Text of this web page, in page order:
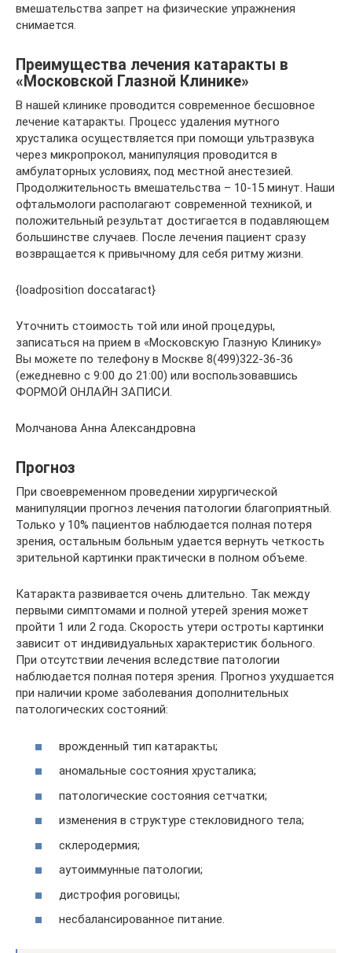
вмешательства запрет на физические упражнения
снимается.
Преимущества лечения катаракты в
«Московской Глазной Клинике»
В нашей клинике проводится современное бесшовное
лечение катаракты. Процесс удаления мутного
хрусталика осуществляется при помощи ультразвука
через микропрокол, манипуляция проводится в
амбулаторных условиях, под местной анестезией.
Продолжительность вмешательства – 10-15 минут. Наши
офтальмологи располагают современной техникой, и
положительный результат достигается в подавляющем
большинстве случаев. После лечения пациент сразу
возвращается к привычному для себя ритму жизни.
{loadposition doccataract}
Уточнить стоимость той или иной процедуры,
записаться на прием в «Московскую Глазную Клинику»
Вы можете по телефону в Москве 8(499)322-36-36
(ежедневно с 9:00 до 21:00) или воспользовавшись
ФОРМОЙ ОНЛАЙН ЗАПИСИ.
Молчанова Анна Александровна
Прогноз
При своевременном проведении хирургической
манипуляции прогноз лечения патологии благоприятный.
Только у 10% пациентов наблюдается полная потеря
зрения, остальным больным удается вернуть четкость
зрительной картинки практически в полном объеме.
Катаракта развивается очень длительно. Так между
первыми симптомами и полной утерей зрения может
пройти 1 или 2 года. Скорость утери остроты картинки
зависит от индивидуальных характеристик больного.
При отсутствии лечения вследствие патологии
наблюдается полная потеря зрения. Прогноз ухудшается
при наличии кроме заболевания дополнительных
патологических состояний:
врожденный тип катаракты;
аномальные состояния хрусталика;
патологические состояния сетчатки;
изменения в структуре стекловидного тела;
склеродермия;
аутоиммунные патологии;
дистрофия роговицы;
несбалансированное питание.